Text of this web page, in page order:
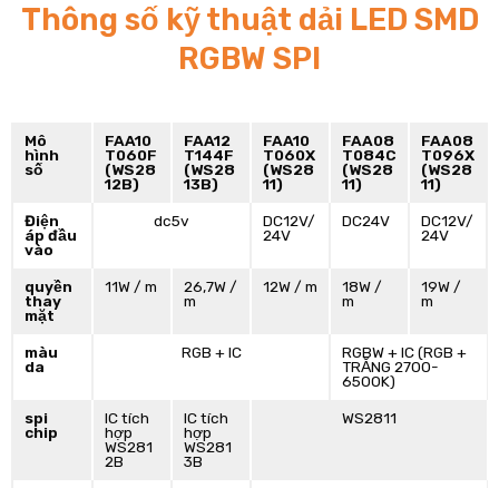
Thông số kỹ thuật dải LED SMD
RGBW SPI
Mô
hình
số
FAA10
T060F
(WS28
12B)
FAA12
T144F
(WS28
13B)
FAA10
T060X
(WS28
11)
FAA08
T084C
(WS28
11)
FAA08
T096X
(WS28
11)
Điện
áp đầu
vào
dc5v
DC12V/
24V
DC24V
DC12V/
24V
quyền
thay
mặt
11W / m
26,7W /
m
12W / m
18W /
m
19W /
m
màu
da
RGB + IC
RGBW + IC (RGB +
TRẮNG 2700-
6500K)
spi
chip
IC tích
hợp
WS281
2B
IC tích
hợp
WS281
3B
WS2811